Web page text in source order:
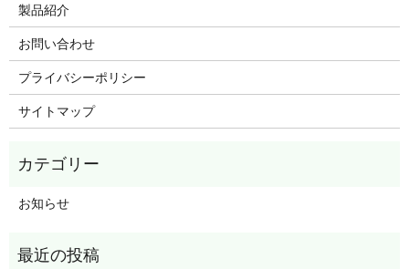
製品紹介
お問い合わせ
プライバシーポリシー
サイトマップ
お知らせ